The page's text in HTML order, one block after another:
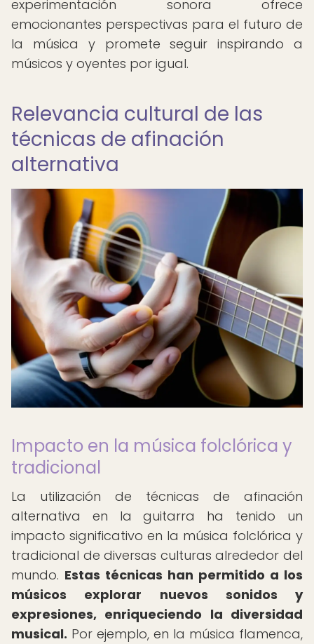
experimentación sonora ofrece
emocionantes perspectivas para el futuro de
la música y promete seguir inspirando a
músicos y oyentes por igual.
Relevancia cultural de las
técnicas de afinación
alternativa
Impacto en la música folclórica y
tradicional
La utilización de técnicas de afinación
alternativa en la guitarra ha tenido un
impacto significativo en la música folclórica y
tradicional de diversas culturas alrededor del
mundo. Estas técnicas han permitido a los
músicos explorar nuevos sonidos y
expresiones, enriqueciendo la diversidad
musical. Por ejemplo, en la música flamenca,